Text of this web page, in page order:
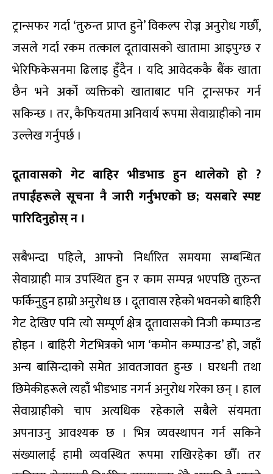
ट्रान्सफर गर्दा ‘तुरुन्त प्राप्त हुने’ विकल्प रोज्न अनुरोध गर्छौं,
जसले गर्दा रकम तत्काल दूतावासको खातामा आइपुग्छ र
भेरिफिकेसनमा ढिलाइ हुँदैन । यदि आवेदककै बैंक खाता
छैन भने अर्को व्यक्तिको खाताबाट पनि ट्रान्सफर गर्न
सकिन्छ । तर, कैफियतमा अनिवार्य रूपमा सेवाग्राहीको नाम
उल्लेख गर्नुपर्छ ।
दूतावासको गेट बाहिर भीडभाड हुन थालेको हो ?
तपाईंहरूले सूचना नै जारी गर्नुभएको छ; यसबारे स्पष्ट
पारिदिनुहोस् न ।
सबैभन्दा पहिले, आफ्नो निर्धारित समयमा सम्बन्धित
सेवाग्राही मात्र उपस्थित हुन र काम सम्पन्न भएपछि तुरुन्त
फर्किनुहुन हाम्रो अनुरोध छ । दूतावास रहेको भवनको बाहिरी
गेट देखिए पनि त्यो सम्पूर्ण क्षेत्र दूतावासको निजी कम्पाउन्ड
होइन । बाहिरी गेटभित्रको भाग ‘कमोन कम्पाउन्ड’ हो, जहाँ
अन्य बासिन्दाको समेत आवतजावत हुन्छ । घरधनी तथा
छिमेकीहरूले त्यहाँ भीडभाड नगर्न अनुरोध गरेका छन् । हाल
सेवाग्राहीको चाप अत्यधिक रहेकाले सबैले संयमता
अपनाउनु आवश्यक छ । भित्र व्यवस्थापन गर्न सकिने
संख्यालाई हामी व्यवस्थित रूपमा राखिरहेका छौँ। तर